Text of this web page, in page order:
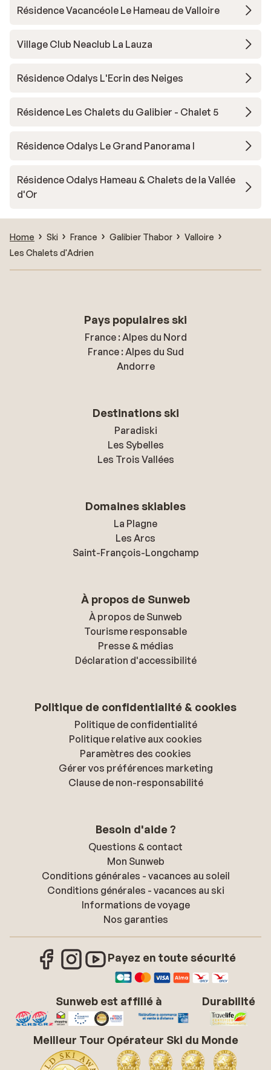
Résidence Vacancéole Le Hameau de Valloire
Village Club Neaclub La Lauza
Résidence Odalys L'Ecrin des Neiges
Résidence Les Chalets du Galibier - Chalet 5
Résidence Odalys Le Grand Panorama I
Résidence Odalys Hameau & Chalets de la Vallée
d'Or
Home Ski France Galibier Thabor
Valloire
Les Chalets d'Adrien
Pays populaires ski
France : Alpes du Nord
France : Alpes du Sud
Andorre
Destinations ski
Paradiski
Les Sybelles
Les Trois Vallées
Domaines skiables
La Plagne
Les Arcs
Saint-François-Longchamp
À propos de Sunweb
À propos de Sunweb
Tourisme responsable
Presse & médias
Déclaration d'accessibilité
Politique de confidentialité & cookies
Politique de confidentialité
Politique relative aux cookies
Paramètres des cookies
Gérer vos préférences marketing
Clause de non-responsabilité
Besoin d'aide ?
Questions & contact
Mon Sunweb
Conditions générales - vacances au soleil
Conditions générales - vacances au ski
Informations de voyage
Nos garanties
Payez en toute sécurité
Sunweb est affilié à Durabilité
Meilleur Tour Opérateur Ski du Monde